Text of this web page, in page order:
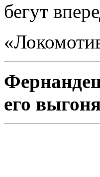
бегут
его